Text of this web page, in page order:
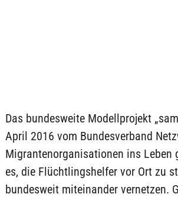
Das bundesweite Modellprojekt
April 2016 vom Bundesverband
Migrantenorganisationen ins Leben
es, die Flüchtlingshelfer vor Ort zu
bundesweit miteinander vernetzen.